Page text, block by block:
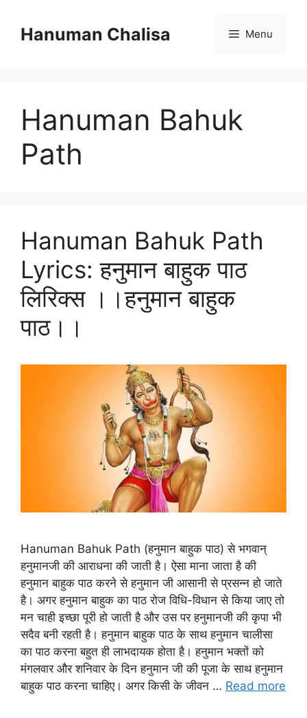
contentHanuman Chalisa Menu
Hanuman Bahuk
Path
Hanuman Bahuk Path
Lyrics: हनुमान बाहुक पाठ
लिरिक्स ।।हनुमान बाहुक
पाठ।।
Hanuman Bahuk Path (हनुमान बाहुक पाठ) से भगवान्
हनुमानजी की आराधना की जाती है। ऐसा माना जाता है की
हनुमान बाहुक पाठ करने से हनुमान जी आसानी से प्रसन्न हो जाते
है। अगर हनुमान बाहुक का पाठ रोज विधि-विधान से किया जाए तो
मन चाही इच्छा पूरी हो जाती है और उस पर हनुमानजी की कृपा भी
सदैव बनी रहती है। हनुमान बाहुक पाठ के साथ हनुमान चालीसा
का पाठ करना बहुत ही लाभदायक होता है। हनुमान भक्तों को
मंगलवार और शनिवार के दिन हनुमान जी की पूजा के साथ हनुमान
बाहुक पाठ करना चाहिए। अगर किसी के जीवन … Read more